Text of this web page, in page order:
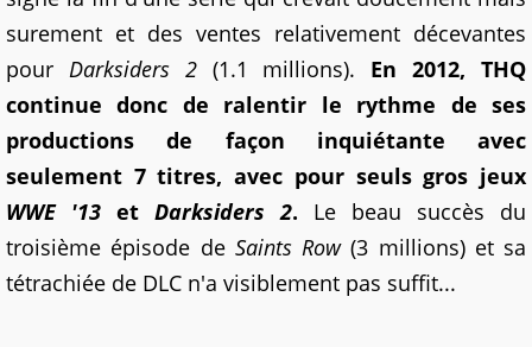
surement et des ventes relativement décevantes
pour Darksiders 2(1.1 millions). En 2012, THQ
continue donc de ralentir le rythme de ses
productions de façon inquiétante avec
seulement 7 titres, avec pour seuls gros jeux
WWE '13 et Darksiders 2. Le beau succès du
troisième épisode de Saints Row(3 millions) et sa
tétrachiée de DLC n'a visiblement pas suffit...